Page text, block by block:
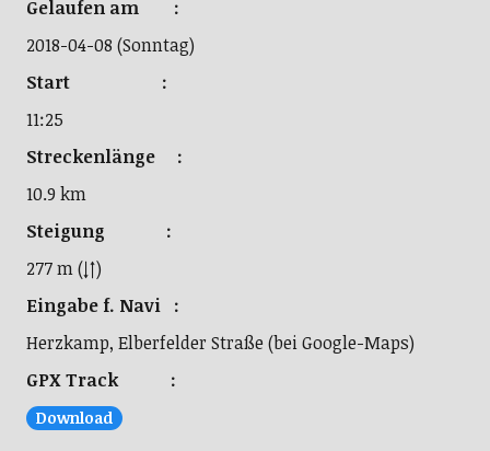
Gelaufen am :
2018-04-08 (Sonntag)
Start :
11:25
Streckenlänge :
10.9 km
Steigung :
277 m (↓↑)
Eingabe f. Navi :
Herzkamp, Elberfelder Straße (bei Google-Maps)
GPX Track :
Download